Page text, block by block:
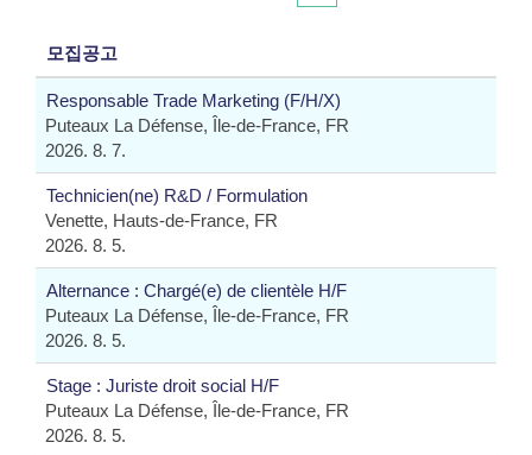
모집공고
Responsable Trade Marketing (F/H/X)
Puteaux La Défense, Île-de-France, FR
2026. 8. 7.
Technicien(ne) R&D / Formulation
Venette, Hauts-de-France, FR
2026. 8. 5.
Alternance : Chargé(e) de clientèle H/F
Puteaux La Défense, Île-de-France, FR
2026. 8. 5.
Stage : Juriste droit social H/F
Puteaux La Défense, Île-de-France, FR
2026. 8. 5.